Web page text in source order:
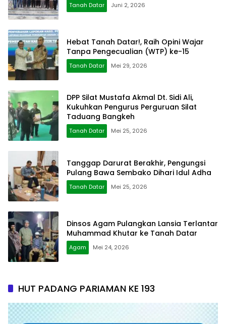
Tanah Datar Juni 2, 2026
Hebat Tanah Datar!, Raih Opini Wajar
Tanpa Pengecualian (WTP) ke-15
Tanah Datar Mei 29, 2026
DPP Silat Mustafa Akmal Dt. Sidi Ali,
Kukuhkan Pengurus Perguruan Silat
Taduang Bangkeh
Tanah Datar Mei 25, 2026
Tanggap Darurat Berakhir, Pengungsi
Pulang Bawa Sembako Dihari Idul Adha
Tanah Datar Mei 25, 2026
Dinsos Agam Pulangkan Lansia Terlantar
Muhammad Khutar ke Tanah Datar
Agam Mei 24, 2026
HUT PADANG PARIAMAN KE 193